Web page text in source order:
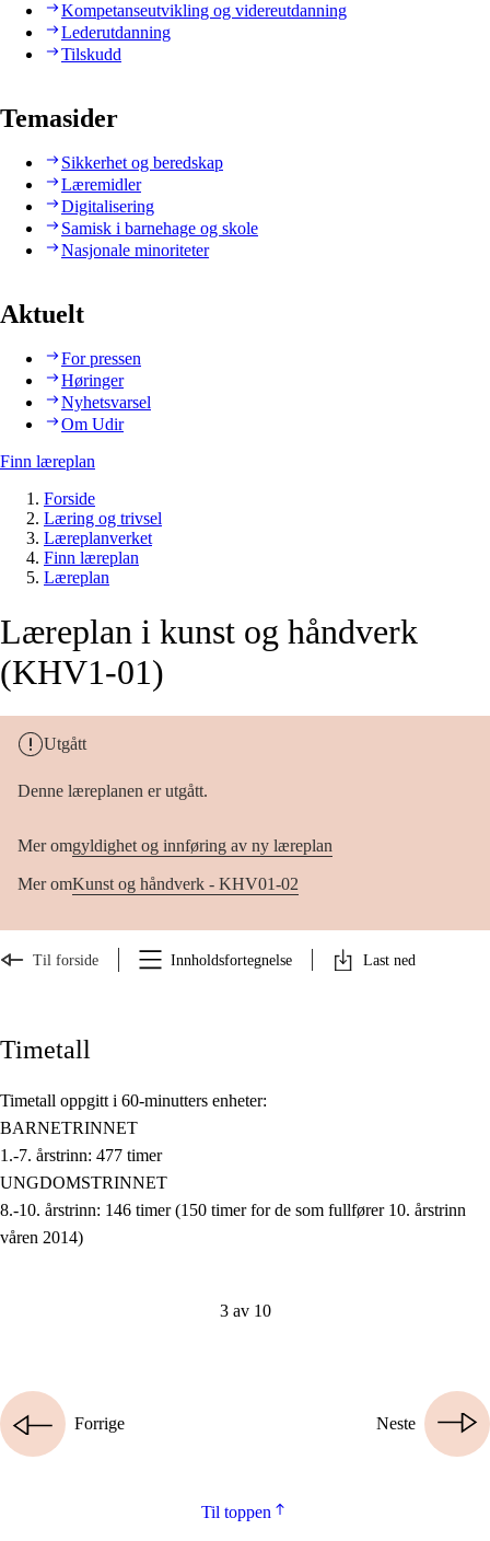
Kompetanseutvikling og videreutdanning
Lederutdanning
Tilskudd
Temasider
Sikkerhet og beredskap
Læremidler
Digitalisering
Samisk i barnehage og skole
Nasjonale minoriteter
Aktuelt
For pressen
Høringer
Nyhetsvarsel
Om Udir
Finn læreplan
Forside
Læring og trivsel
Læreplanverket
Finn læreplan
Læreplan
Læreplan i kunst og håndverk
(KHV1-01)
Utgått
Denne læreplanen er utgått.
Mer omgyldighet og innføring av ny læreplan
Mer omKunst og håndverk - KHV01-02
Til forside Innholdsfortegnelse Last ned
Timetall
Timetall oppgitt i 60-minutters enheter:
BARNETRINNET
1.-7. årstrinn: 477 timer
UNGDOMSTRINNET
8.-10. årstrinn: 146 timer (150 timer for de som fullfører 10. årstrinn
våren 2014)
3 av 10
Neste
Forrige
Til toppen